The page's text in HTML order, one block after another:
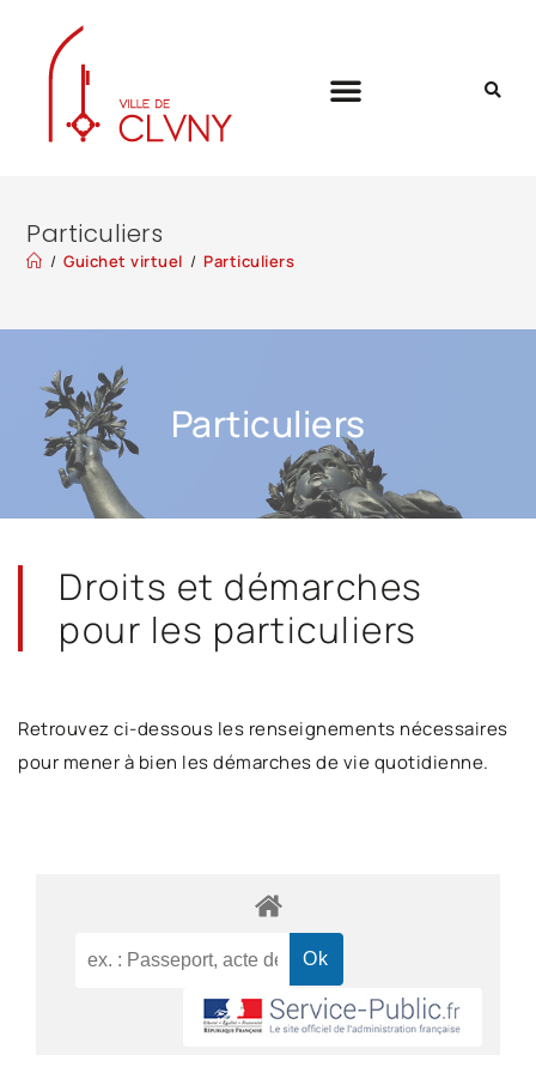
Particuliers
/ Guichet virtuel / Particuliers
Particuliers
Droits et démarches
pour les particuliers
Retrouvez ci-dessous les renseignements nécessaires
pour mener à bien les démarches de vie quotidienne.